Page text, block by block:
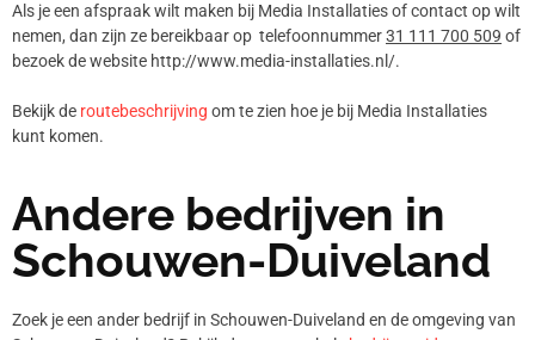
Als je een afspraak wilt maken bij Media Installaties of contact op wilt
nemen, dan zijn ze bereikbaar op telefoonnummer31 111 700 509 of
bezoek de website http://www.media-installaties.nl/.
Bekijk de routebeschrijving om te zien hoe je bij Media Installaties
kunt komen.
Andere bedrijven in
Schouwen-Duiveland
Zoek je een ander bedrijf in Schouwen-Duiveland en de omgeving van